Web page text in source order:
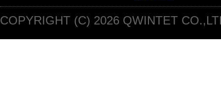
COPYRIGHT (C) 2026 QWINTET